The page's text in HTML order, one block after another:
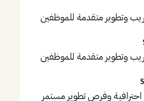
وتطوير متقدمة للموظفين
وتطوير متقدمة للموظفين
احترافية وفرص تطوير مستمر